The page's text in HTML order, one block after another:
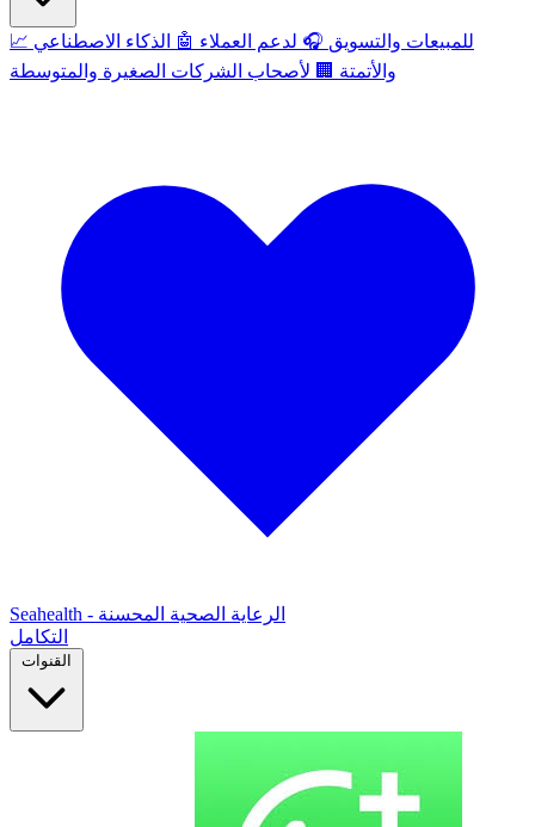
📈 للمبيعات والتسويق 🎧 لدعم العملاء 🤖
الذكاء الاصطناعي
والأتمتة 🏢 لأصحاب الشركات الصغيرة والمتوسطة
Seahealth - الرعاية الصحية المحسنة
التكامل
القنوات